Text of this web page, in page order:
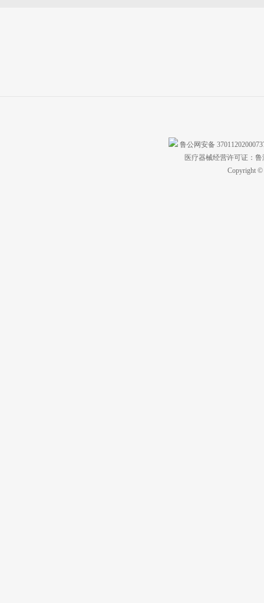
鲁公网安备
医疗器械经营许可证：
Copyright